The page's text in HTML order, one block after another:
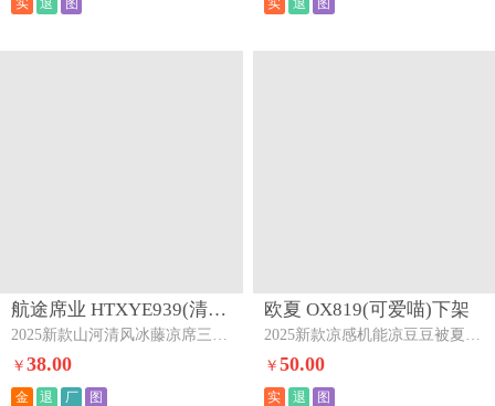
实 退 图 实 退 图
航途席业 HTXYE939(清风古典-三明治)下架
2025新款山河清风冰藤凉席三明治款无纺布款清风古典-三明治
￥38.00
金 退 厂 图
欧夏 OX819(可爱喵)下架
2025新款凉感机能凉豆豆被夏被夏季夏凉被空调被直播供货可爱喵
￥ 50.00
实 退 图